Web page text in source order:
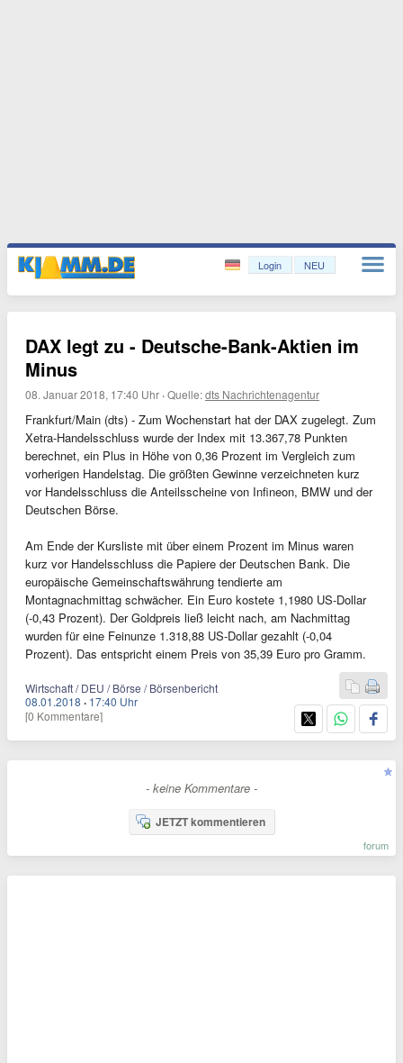
Login NEU
DAX legt zu - Deutsche-Bank-Aktien im
Minus
08. Januar 2018, 17:40 Uhr ·Quelle:dts Nachrichtenagentur
Frankfurt/Main (dts) - Zum Wochenstart hat der DAX zugelegt. Zum
Xetra-Handelsschluss wurde der Index mit 13.367,78 Punkten
berechnet, ein Plus in Höhe von 0,36 Prozent im Vergleich zum
vorherigen Handelstag. Die größten Gewinne verzeichneten kurz
vor Handelsschluss die Anteilsscheine von Infineon, BMW und der
Deutschen Börse.
Am Ende der Kursliste mit über einem Prozent im Minus waren
kurz vor Handelsschluss die Papiere der Deutschen Bank. Die
europäische Gemeinschaftswährung tendierte am
Montagnachmittag schwächer. Ein Euro kostete 1,1980 US-Dollar
(-0,43 Prozent). Der Goldpreis ließ leicht nach, am Nachmittag
wurden für eine Feinunze 1.318,88 US-Dollar gezahlt (-0,04
Prozent). Das entspricht einem Preis von 35,39 Euro pro Gramm.
Wirtschaft / DEU / Börse / Börsenbericht
08.01.2018 · 17:40 Uhr
[0 Kommentare]
- keine Kommentare -
JETZT kommentieren
forum